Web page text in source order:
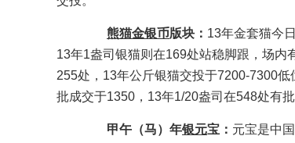
熊猫金银币版块： 13年金套猫今
13年1盎司银猫则在169处站稳脚跟，场内
255处，13年公斤银猫交投于7200-7300
批成交于1350，13年1/20盎司在548处有批
甲午（马）年银元宝： 元宝是中